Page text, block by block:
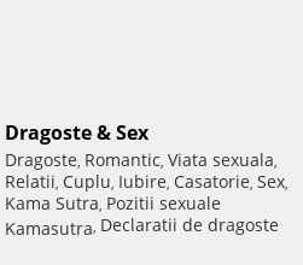
Dragoste & Sex
Dragoste, Romantic, Viata sexuala,
Relatii, Cuplu, Iubire, Casatorie, Sex,
Kama Sutra, Pozitii sexuale
Kamasutra, Declaratii de dragoste